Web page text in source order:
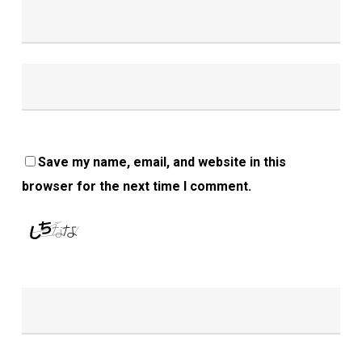
Save my name, email, and website in this
browser for the next time I comment.